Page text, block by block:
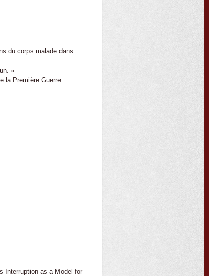
du corps malade dans
»
la Première Guerre
Interruption as a Model for